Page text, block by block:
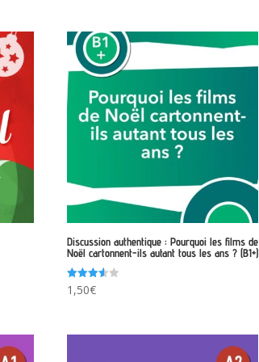
Discussion authentique : Pourquoi les films de
Noël cartonnent-ils autant tous les ans ? (B1+)
Note
3.50
1,50€